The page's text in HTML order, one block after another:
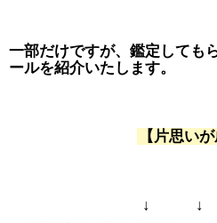
一部だけですが、鑑定しても
ールを紹介いたします。
【片思いが
↓